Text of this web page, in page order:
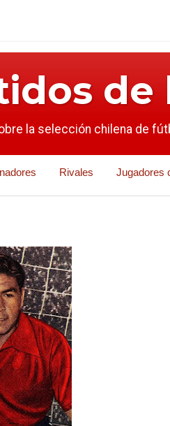
de
la selección chilena de
Rivales Jugadores